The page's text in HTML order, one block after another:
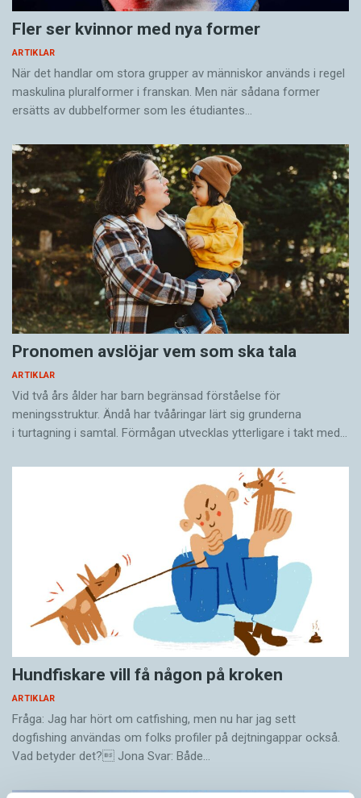
Fler ser kvinnor med nya former
ARTIKLAR
När det handlar om stora grupper av människor används i regel
maskulina pluralformer i franskan. Men när sådana ­former
ersätts av dubbel­former som les étudiantes…
Pronomen avslöjar vem som ska tala
ARTIKLAR
Vid två års ålder har barn begränsad förståelse för
meningsstruktur. Ändå har tvååringar lärt sig grunderna
i turtagning i samtal. Förmågan utvecklas ytterligare i takt med…
Hundfiskare vill få någon på kroken
ARTIKLAR
Fråga: Jag har hört om catfishing, men nu har jag sett
dogfishing användas om folks profiler på dejtningappar också.
Vad betyder det? Jona Svar: Både…